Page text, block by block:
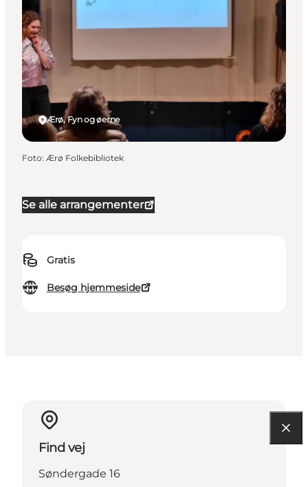
Se alle arrangementer
Gratis
Besøg hjemmeside
Ærø, Fyn og øerne
Foto: Ærø Folkebibliotek
Find vej
Søndergade 16